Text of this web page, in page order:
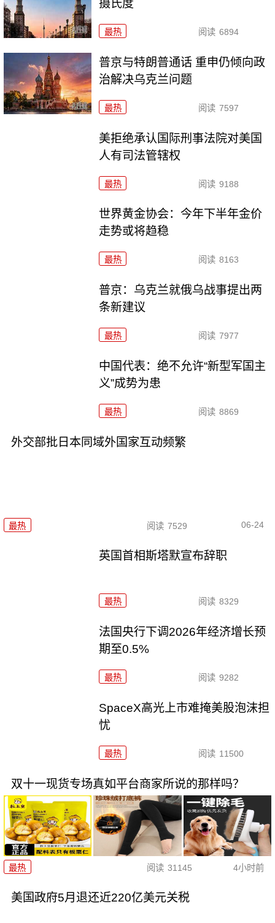
摄氏度
最热 阅读 6894
普京与特朗普通话 重申仍倾向政
治解决乌克兰问题
最热 阅读 7597
美拒绝承认国际刑事法院对美国
人有司法管辖权
最热 阅读 9188
世界黄金协会：今年下半年金价
走势或将趋稳
最热 阅读 8163
普京：乌克兰就俄乌战事提出两
条新建议
最热 阅读 7977
中国代表：绝不允许“新型军国主
义”成势为患
最热 阅读 8869
外交部批日本同域外国家互动频繁
最热 阅读 7529 06-24
英国首相斯塔默宣布辞职
最热 阅读 8329
法国央行下调2026年经济增长预
期至0.5%
最热 阅读 9282
SpaceX高光上市难掩美股泡沫担
忧
最热 阅读 11500
双十一现货专场真如平台商家所说的那样吗？
最热 阅读 31145 4小时前
美国政府5月退还近220亿美元关税